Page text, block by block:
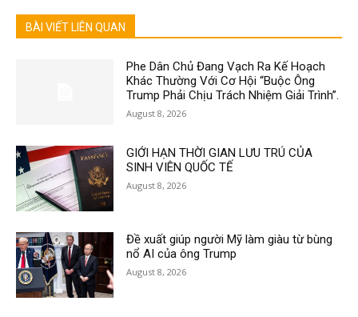
BÀI VIẾT LIÊN QUAN
Phe Dân Chủ Đang Vạch Ra Kế Hoạch
Khác Thường Với Cơ Hội “Buộc Ông
Trump Phải Chịu Trách Nhiệm Giải Trình”.
August 8, 2026
GIỚI HẠN THỜI GIAN LƯU TRÚ CỦA
SINH VIÊN QUỐC TẾ
August 8, 2026
Đề xuất giúp người Mỹ làm giàu từ bùng
nổ AI của ông Trump
August 8, 2026